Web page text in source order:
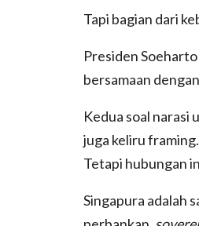
Tapi bagian dari
Presiden
bersamaan
Kedua soal narasi
juga keliru
Tetapi hubungan
Singapura adalah